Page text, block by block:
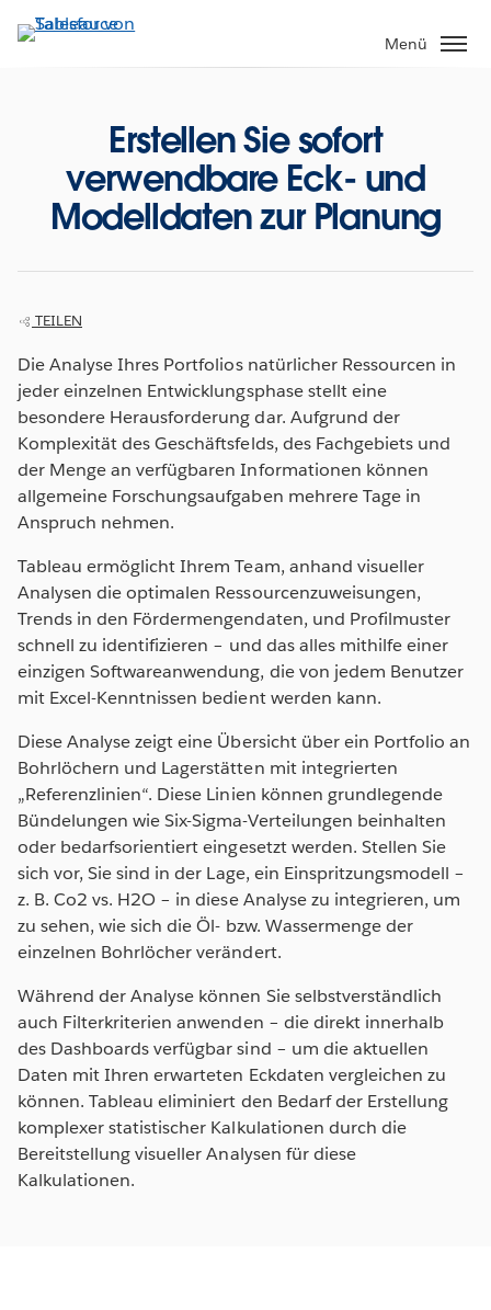
Direkt
zum
Menü
Erstellen Sie sofort
verwendbare Eck- und
Modelldaten zur Planung
TEILEN
Die Analyse Ihres Portfolios natürlicher Ressourcen in
jeder einzelnen Entwicklungsphase stellt eine
besondere Herausforderung dar. Aufgrund der
Komplexität des Geschäftsfelds, des Fachgebiets und
der Menge an verfügbaren Informationen können
allgemeine Forschungsaufgaben mehrere Tage in
Anspruch nehmen.
Tableau ermöglicht Ihrem Team, anhand visueller
Analysen die optimalen Ressourcenzuweisungen,
Trends in den Fördermengendaten, und Profilmuster
schnell zu identifizieren – und das alles mithilfe einer
einzigen Softwareanwendung, die von jedem Benutzer
mit Excel-Kenntnissen bedient werden kann.
Diese Analyse zeigt eine Übersicht über ein Portfolio an
Bohrlöchern und Lagerstätten mit integrierten
„Referenzlinien“. Diese Linien können grundlegende
Bündelungen wie Six-Sigma-Verteilungen beinhalten
oder bedarfsorientiert eingesetzt werden. Stellen Sie
sich vor, Sie sind in der Lage, ein Einspritzungsmodell –
z. B. Co2 vs. H2O – in diese Analyse zu integrieren, um
zu sehen, wie sich die Öl- bzw. Wassermenge der
einzelnen Bohrlöcher verändert.
Während der Analyse können Sie selbstverständlich
auch Filterkriterien anwenden – die direkt innerhalb
des Dashboards verfügbar sind – um die aktuellen
Daten mit Ihren erwarteten Eckdaten vergleichen zu
können. Tableau eliminiert den Bedarf der Erstellung
komplexer statistischer Kalkulationen durch die
Bereitstellung visueller Analysen für diese
Kalkulationen.